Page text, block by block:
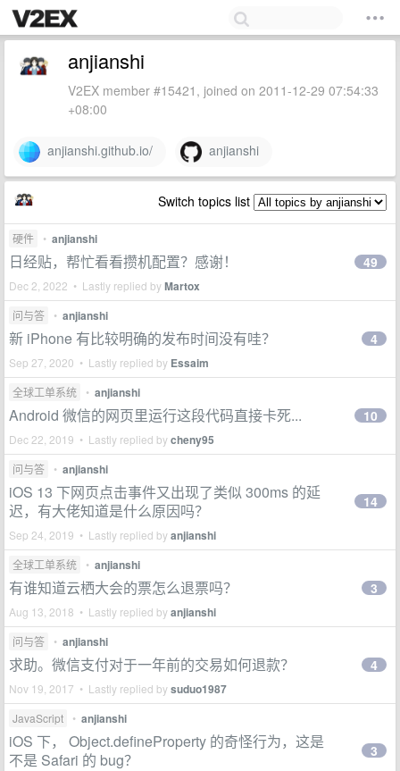
anjianshi
V2EX member #15421, joined on 2011-12-29 07:54:33
+08:00
anjianshi.github.io/ anjianshi
Switch topics list
硬件 • anjianshi
日经贴，帮忙看看攒机配置？感谢！
Dec 2, 2022 • Lastly replied byMartox
49
问与答 • anjianshi
新 iPhone 有比较明确的发布时间没有哇？
Sep 27, 2020 • Lastly replied by Essaim
4
全球工单系统 • anjianshi
Android 微信的网页里运行这段代码直接卡死...
Dec 22, 2019 • Lastly replied bycheny95
10
问与答 • anjianshi
iOS 13 下网页点击事件又出现了类似 300ms 的延
迟，有大佬知道是什么原因吗？
Sep 24, 2019 • Lastly replied byanjianshi
14
全球工单系统 • anjianshi
有谁知道云栖大会的票怎么退票吗？
Aug 13, 2018 • Lastly replied byanjianshi
3
问与答 • anjianshi
求助。微信支付对于一年前的交易如何退款？
Nov 19, 2017 • Lastly replied bysuduo1987
4
JavaScript • anjianshi
iOS 下， Object.defineProperty 的奇怪行为，这是
不是 Safari 的 bug？
3